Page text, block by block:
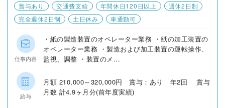
賞与あり
交通費支給 年間休日120日以上
週休2日制
完全週休2日制
土日休み 車通勤可
仕事内容
・紙の製造装置のオペレーター業務 ・紙の加工装置の
オペレーター業務 ・製造および加工装置の運転操作、
監視、調整 ・装置のメ...
給与
月額 210,000～320,000円 賞与：あり 年2回 賞与
月数 計4.9ヶ月分(前年度実績)